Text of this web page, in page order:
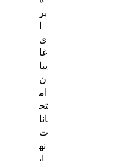
بر
ا
ی
غا
یبا
ن
ام
تح
انا
ت
نه
ای